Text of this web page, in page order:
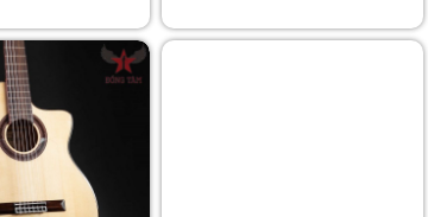
guitar Acoustic Enya EGA Q1M là gỗ Mahogany
là kết quả hoàn hảo của sự kết hợp giữa thông